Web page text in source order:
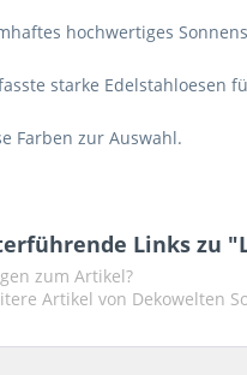
hochwertiges
starke Edelstahloesen
Farben zur Auswahl.
Links zu
zum Artikel?
Artikel von Dekowelten